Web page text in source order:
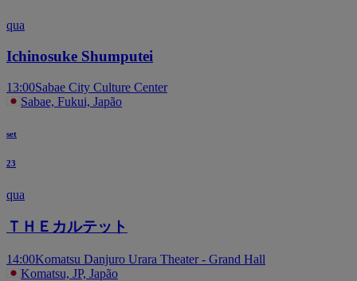
qua
Ichinosuke Shumputei
13:00Sabae City Culture Center
Sabae, Fukui, Japão
set
23
qua
ＴＨＥカルテット
14:00Komatsu Danjuro Urara Theater - Grand Hall
Komatsu, JP, Japão